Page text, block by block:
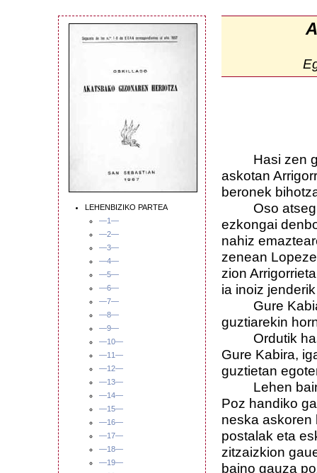
LEHENBIZIKO PARTEA
—1—
—2—
—3—
—4—
—5—
—6—
—7—
—8—
—9—
—10—
—11—
—12—
—13—
—14—
—15—
—16—
—17—
—18—
—19—
Hasi zen
askotan
beronek
Oso
ezkongai
nahiz
zenean
zion
ia inoiz
Gure Kabia
guztiarekin
Ordutik
Gure Kabira,
guztietan
Lehen baino
Poz handiko
neska askoren
postalak eta
zitzaizkion
baino gauza